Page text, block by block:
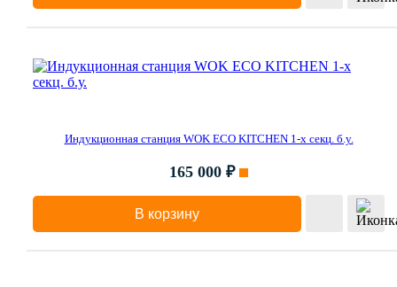
Индукционная станция WOK ECO KITCHEN 1-х секц. б.у.
165 000 ₽
В корзину